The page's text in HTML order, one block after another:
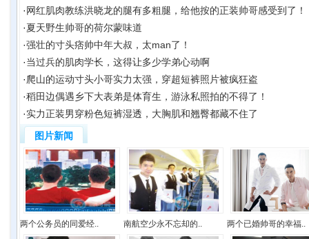
·网红肌肉教练洪晓龙的腿有多粗腿，给他按的正装帅哥感受到了！
·夏天野生帅哥的荷尔蒙味道
·强壮的寸头痞帅中年大叔，太man了！
·当过兵的肌肉学长，这得让多少学弟心动啊
·爬山的运动寸头小哥实力太强，穿超短裤照片被疯狂盗
·稻田边偶遇乡下大表弟是体育生，游泳私照拍的不得了！
·实力正装男穿粉色短裤湿透，大胸肌和翘臀都藏不住了
图片新闻
两个公务员的同爱经.. 南航空少永不忘却的.. 两个已婚帅哥的幸福..